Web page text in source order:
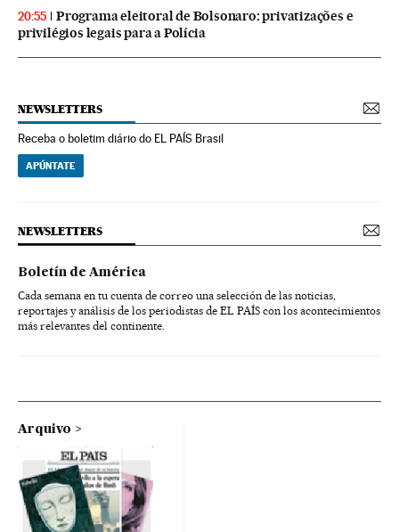
20:55
Programa eleitoral de Bolsonaro: privatizações e
privilégios legais para a Polícia
NEWSLETTERS
Receba o boletim diário do EL PAÍS Brasil
APÚNTATE
NEWSLETTERS
Boletín de América
Cada semana en tu cuenta de correo una selección de las noticias,
reportajes y análisis de los periodistas de EL PAÍS con los acontecimientos
más relevantes del continente.
Arquivo